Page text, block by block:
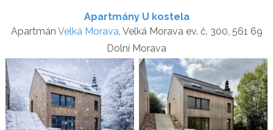
Apartmány U kostela
Apartmán Velká Morava, Velká Morava ev. č. 300, 561 69
Dolní Morava